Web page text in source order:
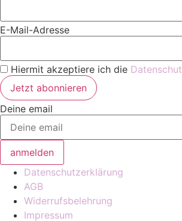
E-Mail-Adresse
Hiermit akzeptiere ich die
Deine email
anmelden
Datenschutzerklärung
AGB
Widerrufsbelehrung
Impressum